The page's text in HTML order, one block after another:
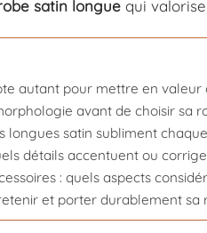
satin longue qui
autant pour mettre en
avant de choisir sa
longues satin subliment
détails accentuent ou
: quels aspects
et porter durablement sa